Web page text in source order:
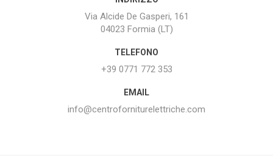
Via Alcide De Gasperi, 161
04023 Formia (LT)
TELEFONO
+39 0771 772 353
EMAIL
info@centroforniturelettriche.com